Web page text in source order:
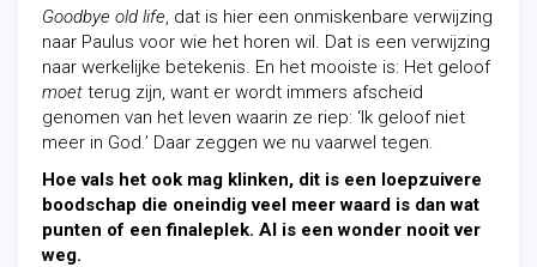
Goodbye old life, dat is hier een onmiskenbare verwijzing
naar Paulus voor wie het horen wil. Dat is een verwijzing
naar werkelijke betekenis. En het mooiste is: Het geloof
moet terug zijn, want er wordt immers afscheid
genomen van het leven waarin ze riep: ‘Ik geloof niet
meer in God.’ Daar zeggen we nu vaarwel tegen.
Hoe vals het ook mag klinken, dit is een loepzuivere
boodschap die oneindig veel meer waard is dan wat
punten of een finaleplek. Al is een wonder nooit ver
weg.